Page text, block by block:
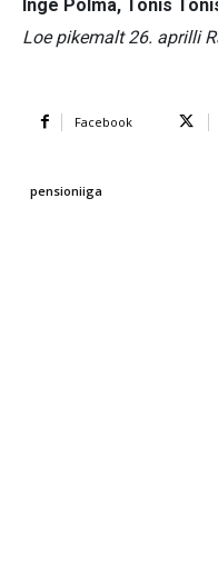
Inge Põlma, Tõnis
Loe pikemalt 26. aprilli
Facebook
pensioniiga